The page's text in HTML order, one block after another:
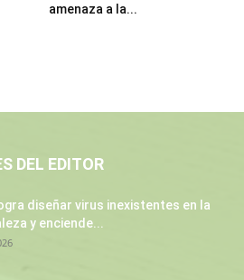
amenaza a la...
DEL EDITOR
diseñar virus inexistentes en la
y enciende...